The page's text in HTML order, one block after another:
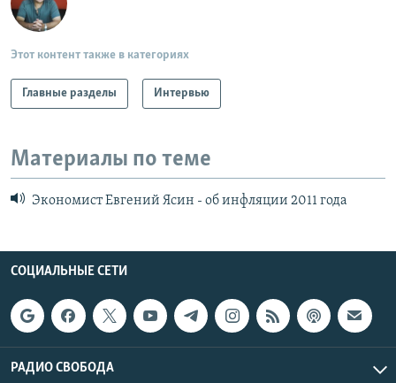
Этот контент также в категориях
Главные разделы Интервью
Материалы по теме
Экономист Евгений Ясин - об инфляции 2011 года
СОЦИАЛЬНЫЕ СЕТИ
РАДИО СВОБОДА